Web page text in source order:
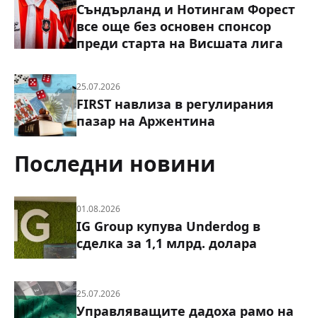
Съндърланд и Нотингам Форест
все още без основен спонсор
преди старта на Висшата лига
25.07.2026
FIRST навлиза в регулирания
пазар на Аржентина
Последни новини
01.08.2026
IG Group купува Underdog в
сделка за 1,1 млрд. долара
25.07.2026
Управляващите дадоха рамо на